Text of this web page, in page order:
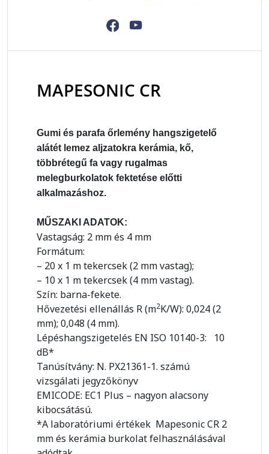
MAPESONIC CR
Gumi és parafa őrlemény hangszigetelő
alátét lemez aljzatokra kerámia, kő,
többrétegű fa vagy rugalmas
melegburkolatok fektetése előtti
alkalmazáshoz.
MŰSZAKI ADATOK:
Vastagság: 2 mm és 4 mm
Formátum:
– 20 x 1 m tekercsek (2 mm vastag);
– 10 x 1 m tekercsek (4 mm vastag).
Szín: barna-fekete.
Hővezetési ellenállás R (m2K/W): 0,024 (2
mm); 0,048 (4 mm).
Lépéshangszigetelés EN ISO 10140-3: 10
dB*
Tanúsítvány: N. PX21361-1. számú
vizsgálati jegyzőkönyv
EMICODE: EC1 Plus – nagyon alacsony
kibocsátású.
*A laboratóriumi értékek Mapesonic CR 2
mm és kerámia burkolat felhasználásával